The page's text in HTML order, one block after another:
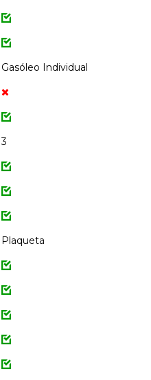
Gasóleo Individual
3
Plaqueta